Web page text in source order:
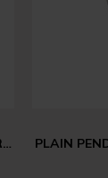
PLAIN PENDANT SHORT CHAIN | FORGYLDT
PLAIN